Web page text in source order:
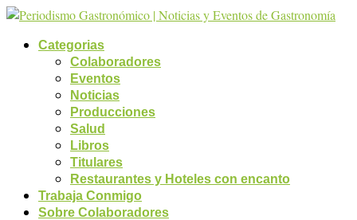
Categorias
Colaboradores
Eventos
Noticias
Producciones
Salud
Libros
Titulares
Restaurantes y Hoteles con encanto
Trabaja Conmigo
Sobre Colaboradores